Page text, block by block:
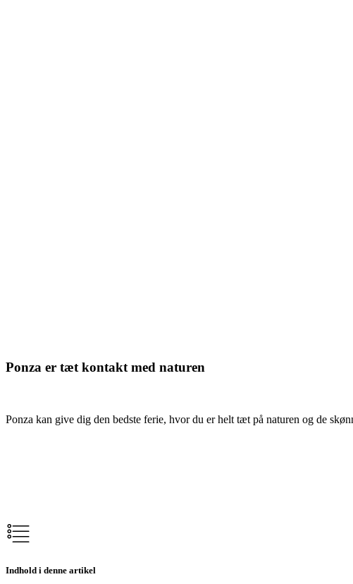
Ponza er tæt kontakt med naturen
Ponza kan give dig den bedste ferie, hvor du er helt tæt på naturen og de
Indhold i denne artikel